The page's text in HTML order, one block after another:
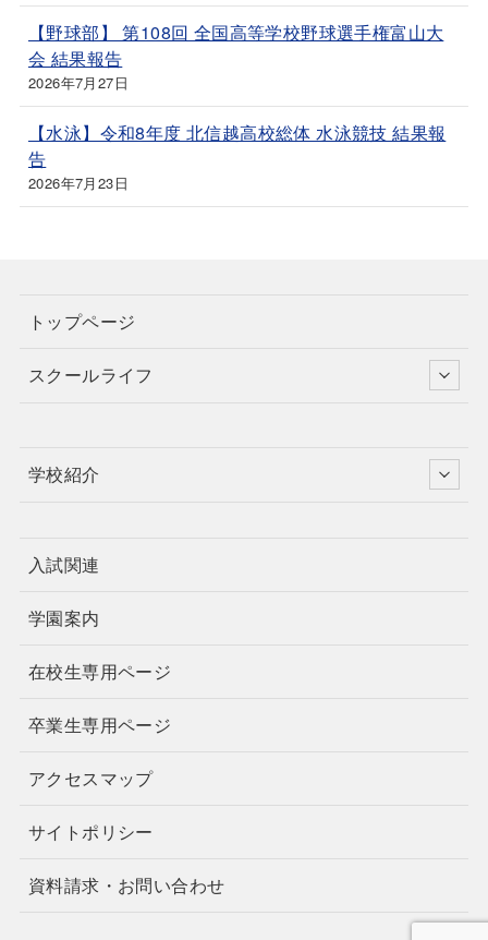
【野球部】 第108回 全国高等学校野球選手権富山大
会 結果報告
2026年7月27日
【水泳】令和8年度 北信越高校総体 水泳競技 結果報
告
2026年7月23日
トップページ
スクールライフ
学校紹介
入試関連
学園案内
在校生専用ページ
卒業生専用ページ
アクセスマップ
サイトポリシー
資料請求・お問い合わせ